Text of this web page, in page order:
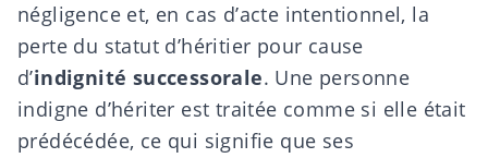
négligence et, en cas d’acte intentionnel, la
perte du statut d’héritier pour cause
d’indignité successorale. Une personne
indigne d’hériter est traitée comme si elle était
prédécédée, ce qui signifie que ses